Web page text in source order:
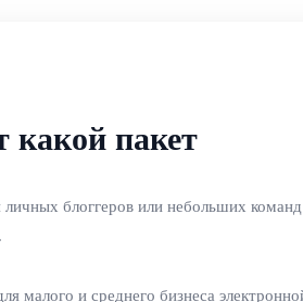
какой пакет
личных блоггеров или небольших
малого и среднего бизнеса